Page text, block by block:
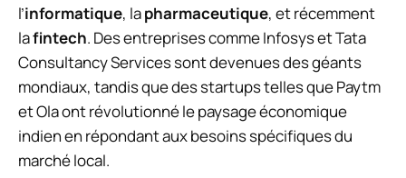
l’informatique, lapharmaceutique, et récemment
lafintech. Des entreprises comme Infosys et Tata
Consultancy Services sont devenues des géants
mondiaux, tandis que des startups telles que Paytm
et Ola ont révolutionné le paysage économique
indien en répondant aux besoins spécifiques du
marché local.